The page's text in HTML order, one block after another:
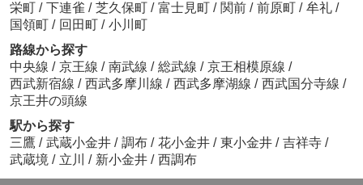
栄町 / 下連雀 / 芝久保町 / 富士見町 / 関前 / 前原町 / 牟礼 /
国領町 / 回田町 / 小川町
路線から探す
中央線 / 京王線 / 南武線 / 総武線 / 京王相模原線 /
西武新宿線 / 西武多摩川線 / 西武多摩湖線 / 西武国分寺線 /
京王井の頭線
駅から探す
三鷹 / 武蔵小金井 / 調布 / 花小金井 / 東小金井 / 吉祥寺 /
武蔵境 / 立川 / 新小金井 / 西調布